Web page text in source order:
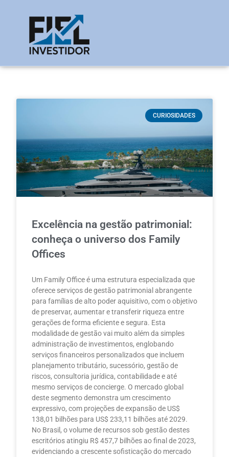
CURIOSIDADES
Excelência na gestão patrimonial:
conheça o universo dos Family
Offices
Um Family Office é uma estrutura especializada que
oferece serviços de gestão patrimonial abrangente
para famílias de alto poder aquisitivo, com o objetivo
de preservar, aumentar e transferir riqueza entre
gerações de forma eficiente e segura. Esta
modalidade de gestão vai muito além da simples
administração de investimentos, englobando
serviços financeiros personalizados que incluem
planejamento tributário, sucessório, gestão de
riscos, consultoria jurídica, contabilidade e até
mesmo serviços de concierge. O mercado global
deste segmento demonstra um crescimento
expressivo, com projeções de expansão de US$
138,01 bilhões para US$ 233,11 bilhões até 2029.
No Brasil, o volume de recursos sob gestão destes
escritórios atingiu R$ 457,7 bilhões ao final de 2023,
evidenciando a crescente sofisticação do mercado